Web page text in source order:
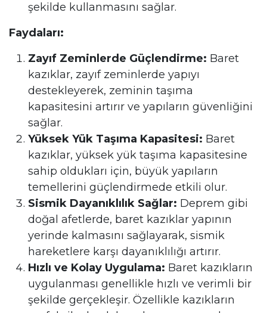
şekilde kullanmasını sağlar.
Faydaları:
Zayıf Zeminlerde Güçlendirme: Baret
kazıklar, zayıf zeminlerde yapıyı
destekleyerek, zeminin taşıma
kapasitesini artırır ve yapıların güvenliğini
sağlar.
Yüksek Yük Taşıma Kapasitesi: Baret
kazıklar, yüksek yük taşıma kapasitesine
sahip oldukları için, büyük yapıların
temellerini güçlendirmede etkili olur.
Sismik Dayanıklılık Sağlar: Deprem gibi
doğal afetlerde, baret kazıklar yapının
yerinde kalmasını sağlayarak, sismik
hareketlere karşı dayanıklılığı artırır.
Hızlı ve Kolay Uygulama: Baret kazıkların
uygulanması genellikle hızlı ve verimli bir
şekilde gerçekleşir. Özellikle kazıkların